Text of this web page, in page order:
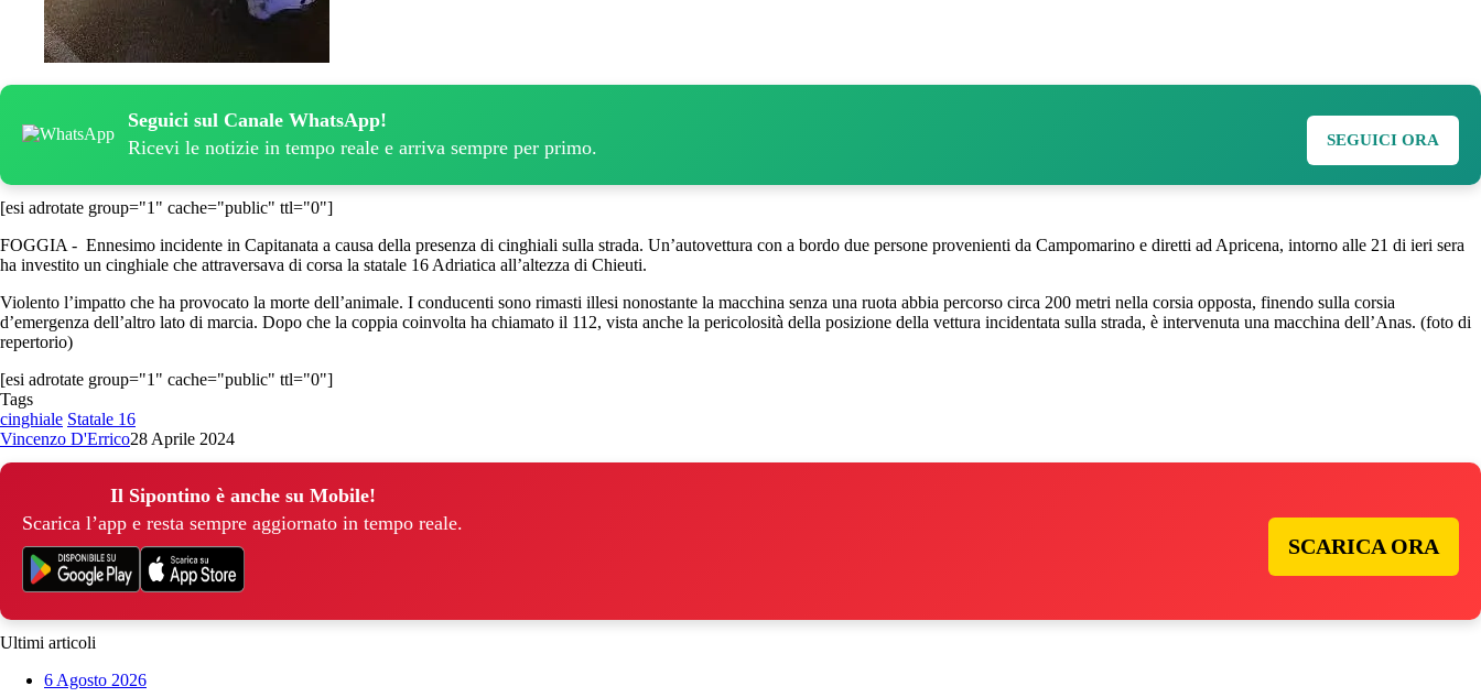
Seguici sul Canale WhatsApp!
Ricevi le notizie in tempo reale e arriva sempre per primo.
SEGUICI ORA
[esi adrotate group="1" cache="public" ttl="0"]
FOGGIA - Ennesimo incidente in Capitanata a causa della presenza di cinghiali sulla strada. Un’autovettura con a bordo due persone provenienti da Campomarino e diretti ad Apricena, intorno alle 21 di ieri sera
ha investito un cinghiale che attraversava di corsa la statale 16 Adriatica all’altezza di Chieuti.
Violento l’impatto che ha provocato la morte dell’animale. I conducenti sono rimasti illesi nonostante la macchina senza una ruota abbia percorso circa 200 metri nella corsia opposta, finendo sulla corsia
d’emergenza dell’altro lato di marcia. Dopo che la coppia coinvolta ha chiamato il 112, vista anche la pericolosità della posizione della vettura incidentata sulla strada, è intervenuta una macchina dell’Anas. (foto di
repertorio)
[esi adrotate group="1" cache="public" ttl="0"]
Tags
cinghiale Statale 16
Vincenzo D'Errico28 Aprile 2024
Il Sipontino è anche su Mobile!
Scarica l’app e resta sempre aggiornato in tempo reale.
SCARICA ORA
Ultimi articoli
6 Agosto 2026